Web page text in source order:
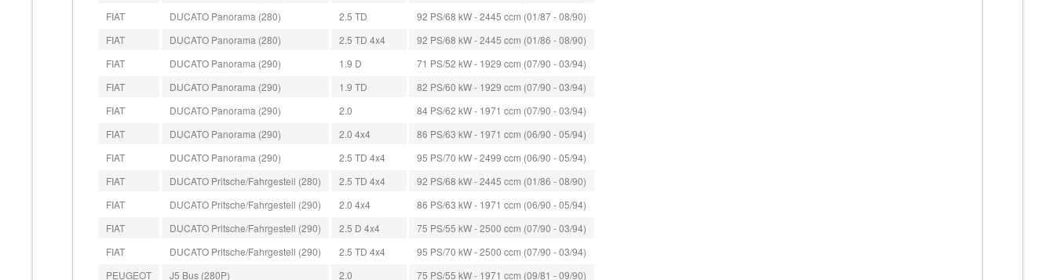
FIAT
DUCATO Panorama (280) 2.5 TD
92 PS/68 kW - 2445 ccm (01/87 - 08/90)
FIAT
DUCATO Panorama (280) 2.5 TD 4x4
92 PS/68 kW - 2445 ccm (01/86 - 08/90)
FIAT
DUCATO Panorama (290) 1.9 D
71 PS/52 kW - 1929 ccm (07/90 - 03/94)
FIAT
DUCATO Panorama (290) 1.9 TD
82 PS/60 kW - 1929 ccm (07/90 - 03/94)
FIAT
DUCATO Panorama (290) 2.0
84 PS/62 kW - 1971 ccm (07/90 - 03/94)
FIAT
DUCATO Panorama (290) 2.0 4x4
86 PS/63 kW - 1971 ccm (06/90 - 05/94)
FIAT
DUCATO Panorama (290) 2.5 TD 4x4
95 PS/70 kW - 2499 ccm (06/90 - 05/94)
FIAT
DUCATO Pritsche/Fahrgestell (280) 2.5 TD 4x4
92 PS/68 kW - 2445 ccm (01/86 - 08/90)
FIAT
DUCATO Pritsche/Fahrgestell (290) 2.0 4x4
86 PS/63 kW - 1971 ccm (06/90 - 05/94)
FIAT
DUCATO Pritsche/Fahrgestell (290) 2.5 D 4x4
75 PS/55 kW - 2500 ccm (07/90 - 03/94)
FIAT
DUCATO Pritsche/Fahrgestell (290) 2.5 TD 4x4
95 PS/70 kW - 2500 ccm (07/90 - 03/94)
PEUGEOT
J5 Bus (280P) 2.0 75 PS/55 kW - 1971 ccm (09/81 - 09/90)